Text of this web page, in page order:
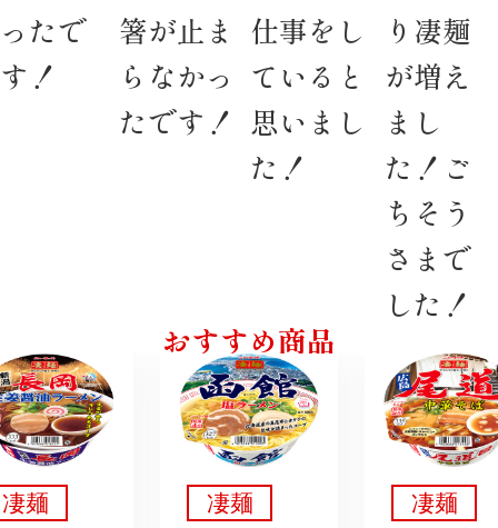
ったで
す！
箸が止ま
らなかっ
たです！
仕事をし
ていると
思いまし
た！
り凄麺
が増え
まし
た！ご
ちそう
さまで
した！
おすすめ商品
凄麺
凄麺
凄麺